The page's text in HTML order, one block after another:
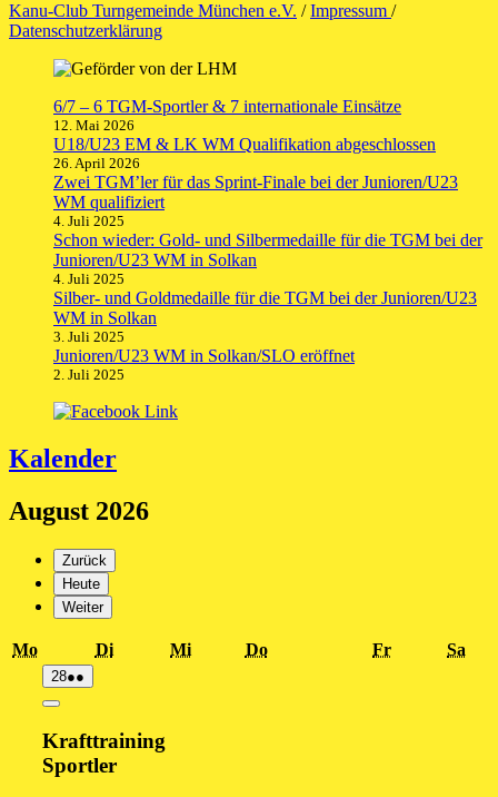
Kanu-Club Turngemeinde München e.V. /Impressum /
Datenschutzerklärung
6/7 – 6 TGM-Sportler & 7 internationale Einsätze
12. Mai 2026
U18/U23 EM & LK WM Qualifikation abgeschlossen
26. April 2026
Zwei TGM’ler für das Sprint-Finale bei der Junioren/U23
WM qualifiziert
4. Juli 2025
Schon wieder: Gold- und Silbermedaille für die TGM bei der
Junioren/U23 WM in Solkan
4. Juli 2025
Silber- und Goldmedaille für die TGM bei der Junioren/U23
WM in Solkan
3. Juli 2025
Junioren/U23 WM in Solkan/SLO eröffnet
2. Juli 2025
Kalender
August 2026
Zurück
Heute
Weiter
MoMontag DiDienstagMiMittwoch
DoDonnerstag FrFreitag Sa
2828.
Juli
●●
Veranstaltungen)
Close
Krafttraining
Sportler